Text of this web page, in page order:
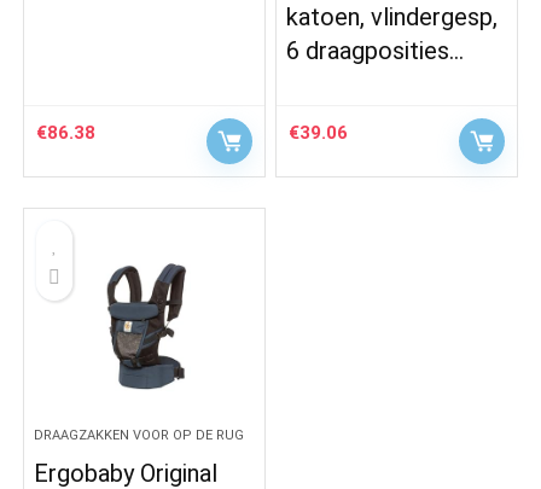
€86.38
katoen, vlindergesp,
6 draagposities…
€39.06
DRAAGZAKKEN VOOR OP DE RUG
Ergobaby Original